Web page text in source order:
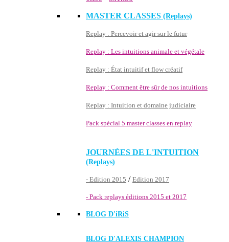
MASTER CLASSES (Replays)
Replay : Percevoir et agir sur le futur
Replay : Les intuitions animale et végétale
Replay : État intuitif et flow créatif
Replay : Comment être sûr de nos intuitions
Replay : Intuition et domaine judiciaire
Pack spécial 5 master classes en replay
JOURNÉES DE L'INTUITION
(Replays)
- Edition 2015 / Edition 2017
- Pack replays éditions 2015 et 2017
BLOG D'iRiS
BLOG D'ALEXIS CHAMPION